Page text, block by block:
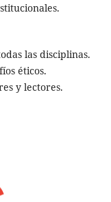
las disciplinas.
éticos.
y lectores.